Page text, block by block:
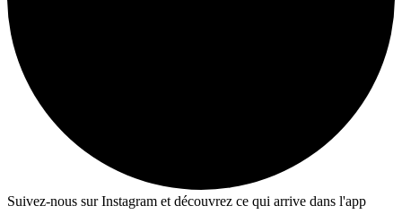
Suivez-nous sur Instagram et découvrez ce qui arrive dans l'app